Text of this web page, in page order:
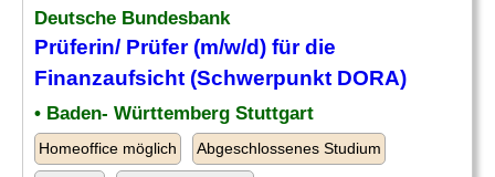
Deutsche Bundesbank
Prüferin/ Prüfer (m/w/d) für die
Finanzaufsicht (Schwerpunkt DORA)
• Baden- Württemberg Stuttgart
Homeoffice möglich Abgeschlossenes Studium